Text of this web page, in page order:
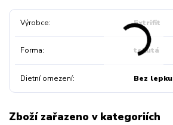
Výrobce Extrifit
Forma tekutá
Dietní omezení Bez lepku
Zboží zařazeno v kategoriích